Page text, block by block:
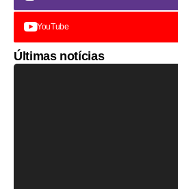
YouTube
Últimas notícias